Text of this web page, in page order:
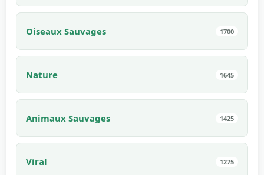
Oiseaux Sauvages 1700
Nature 1645
Animaux Sauvages 1425
Viral 1275